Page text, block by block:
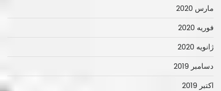
مارس 2020
فوریه 2020
ژانویه 2020
دسامبر 2019
اکتبر 2019